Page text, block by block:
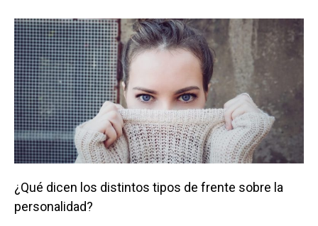
¿Qué dicen los distintos tipos de frente sobre la
personalidad?